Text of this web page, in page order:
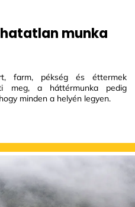
munka
farm, pékség és éttermek
meg, a háttérmunka pedig
minden a helyén legyen.